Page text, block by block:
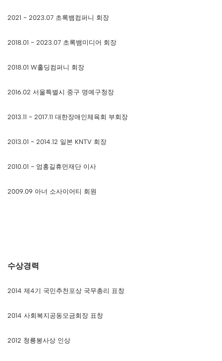
2021 ~ 2023.07 초록뱀컴퍼니 회장
2018.01 ~ 2023.07 초록뱀미디어 회장
2018.01 W홀딩컴퍼니 회장
2016.02 서울특별시 중구 명예구청장
2013.11 ~ 2017.11 대한장애인체육회 부회장
2013.01 ~ 2014.12 일본 KNTV 회장
2010.01 ~ 엄홍길휴먼재단 이사
2009.09 아너 소사이어티 회원
수상경력
2014 제4기 국민추천포상 국무총리 표창
2014 사회복지공동모금회장 표창
2012 청룡봉사상 인상